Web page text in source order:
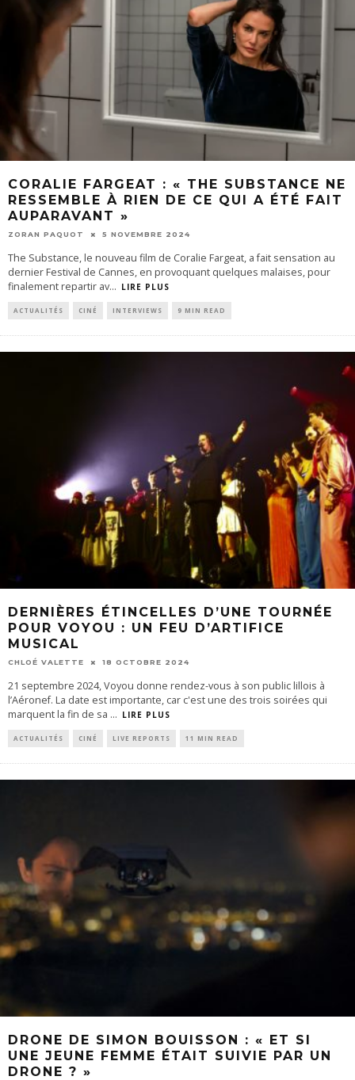
CORALIE FARGEAT : « THE SUBSTANCE NE
RESSEMBLE À RIEN DE CE QUI A ÉTÉ FAIT
AUPARAVANT »
ZORAN PAQUOT 5 NOVEMBRE 2024
The Substance, le nouveau film de Coralie Fargeat, a fait sensation au
dernier Festival de Cannes, en provoquant quelques malaises, pour
finalement repartir av... LIRE PLUS
ACTUALITÉS CINÉ INTERVIEWS 9 MIN READ
DERNIÈRES ÉTINCELLES D’UNE TOURNÉE
POUR VOYOU : UN FEU D’ARTIFICE
MUSICAL
CHLOÉ VALETTE 18 OCTOBRE 2024
21 septembre 2024, Voyou donne rendez-vous à son public lillois à
l’Aéronef. La date est importante, car c'est une des trois soirées qui
marquent la fin de sa ... LIRE PLUS
ACTUALITÉS CINÉ LIVE REPORTS 11 MIN READ
DRONE DE SIMON BOUISSON : « ET SI
UNE JEUNE FEMME ÉTAIT SUIVIE PAR UN
DRONE ? »